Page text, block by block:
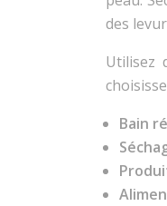
des
Utilisez
Bain